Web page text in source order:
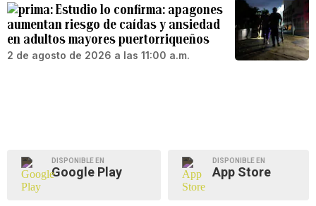
Estudio lo confirma: apagones
aumentan riesgo de caídas y ansiedad
en adultos mayores puertorriqueños
2 de agosto de 2026 a las 11:00 a.m.
DISPONIBLE EN
Google Play
DISPONIBLE EN
App Store